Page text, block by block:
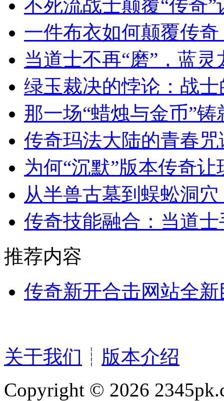
不死流战士颠覆“传奇
一件布衣如何颠覆传
当道士不再“磨”，蓝
绿玉裁决的悖论：战
那一场“蜡烛与金币”
传奇玛法大陆的青春
为何“沉默”版本传奇
从半兽古墓到蜈蚣洞
传奇技能融合：当道
推荐内容
传奇新开合击网站全
关于我们 ┊ 版本介绍
Copyright © 2026